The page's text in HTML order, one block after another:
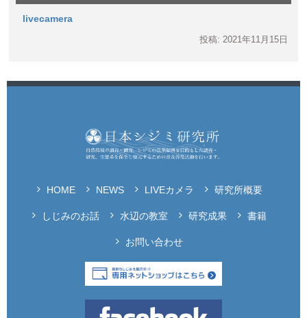
livecamera
投稿: 2021年11月15日
HOME NEWS LIVEカメラ 研究所概要
しじみのお話 水辺の教室 研究成果 書籍
お問い合わせ